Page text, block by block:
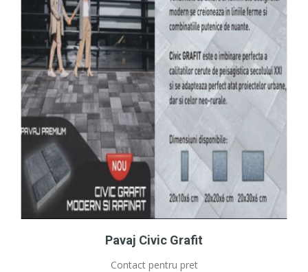
Pavaj Civic Grafit
Contact pentru pret